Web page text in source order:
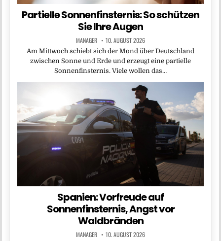
Partielle Sonnenfinsternis: So schützen
Sie Ihre Augen
MANAGER 10. AUGUST 2026
Am Mittwoch schiebt sich der Mond über Deutschland
zwischen Sonne und Erde und erzeugt eine partielle
Sonnenfinsternis. Viele wollen das…
Spanien: Vorfreude auf
Sonnenfinsternis, Angst vor
Waldbränden
MANAGER 10. AUGUST 2026